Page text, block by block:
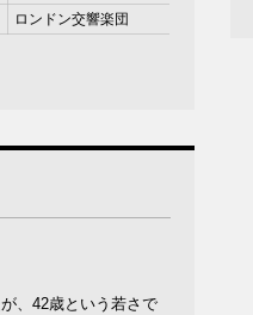
ロンドン交響楽団
、42歳という若さで